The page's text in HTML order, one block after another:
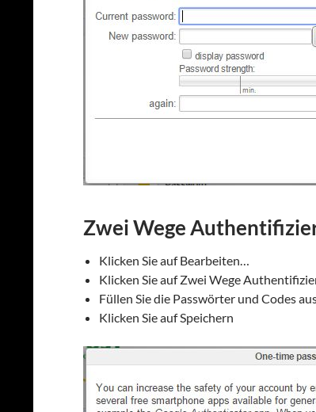
Zwei Wege
Klicken Sie auf Bearbeiten…
Klicken Sie auf Zwei Wege
Füllen Sie die Passwörter und Codes
Klicken Sie auf Speichern